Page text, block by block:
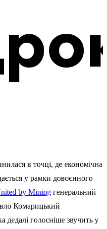
в точці, де економічна
у рамки довоєнного
by Mining генеральний
Комарицький
дедалі голосніше звучить у